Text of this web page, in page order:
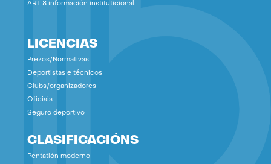
ART 8 información instituticional
LICENCIAS
Prezos/Normativas
Deportistas e técnicos
Clubs/organizadores
Oficiais
Seguro deportivo
CLASIFICACIÓNS
Pentatlón moderno